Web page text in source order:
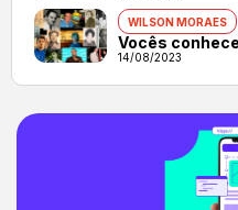
WILSON MORAES
Vocês
14/08/2023